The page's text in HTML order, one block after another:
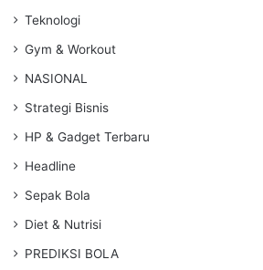
Teknologi
Gym & Workout
NASIONAL
Strategi Bisnis
HP & Gadget Terbaru
Headline
Sepak Bola
Diet & Nutrisi
PREDIKSI BOLA